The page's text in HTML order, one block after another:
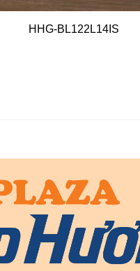
HHG-BL122L14IS